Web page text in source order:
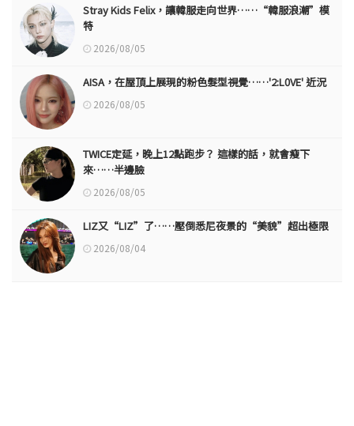
Stray Kids Felix，讓韓服走向世界……“韓服浪潮”模
特
2026/08/05
AISA，在屋頂上展現的粉色髮型視覺……'2:L0VE' 近況
2026/08/05
TWICE定延，晚上12點跑步？ 這樣的話，就會瘦下
來……半邊臉
2026/08/05
LIZ又“LIZ”了……壓倒悉尼夜景的“美貌”超出極限
2026/08/04